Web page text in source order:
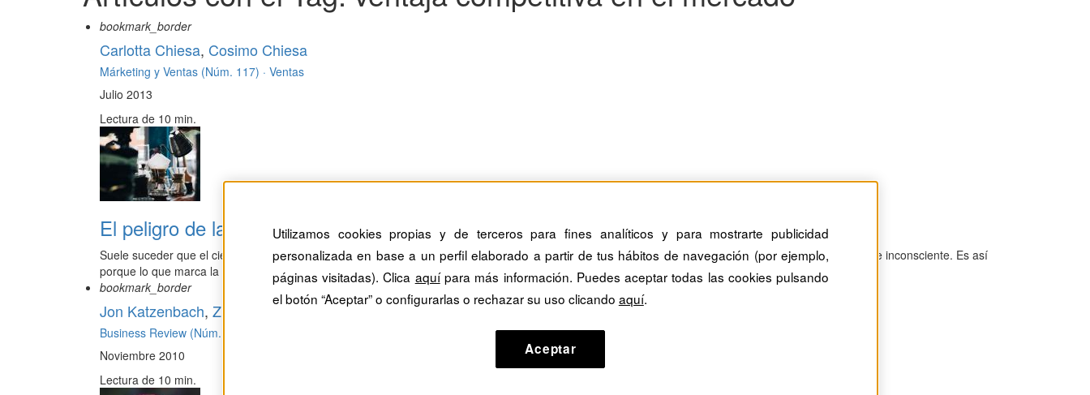
bookmark_border
Carlotta Chiesa, Cosimo Chiesa
Márketing y Ventas (Núm. 117) · Ventas
Julio 2013
Lectura de 10 min.
El peligro de las creencias LIMITANTES en la venta consultiva
Suele suceder que el cierre o no de una venta tiene lugar antes en nuestra cabeza que en la realidad. A menudo, ello se produce de manera totalmente inconsciente. Es así
porque lo que marca la diferen...
bookmark_border
Jon Katzenbach, Zia Khan
Business Review (Núm. 195) ·
Noviembre 2010
Lectura de 10 min.
Utilizamos cookies propias y de terceros para fines analíticos y para mostrarte publicidad
personalizada en base a un perfil elaborado a partir de tus hábitos de navegación (por ejemplo,
páginas visitadas). Clica aquípara más información. Puedes aceptar todas las cookies pulsando
el botón “Aceptar” o configurarlas o rechazar su uso clicando aquí.
Aceptar